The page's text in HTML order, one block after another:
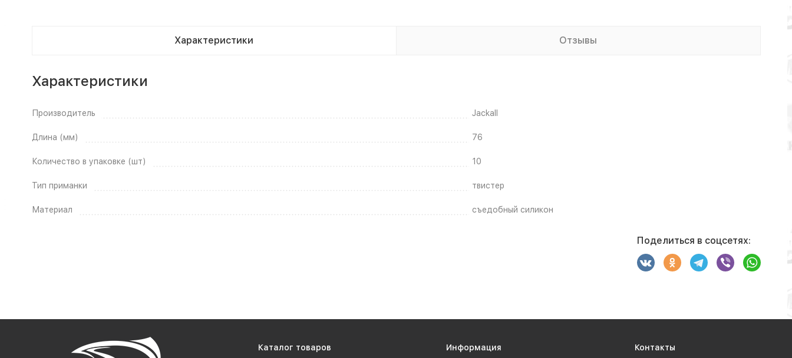
Характеристики Отзывы
Характеристики
Производитель Jackall
Длина (мм) 76
Количество в упаковке (шт) 10
Тип приманки твистер
Материал съедобный силикон
Поделиться в соцсетях:
Каталог товаров Информация Контакты